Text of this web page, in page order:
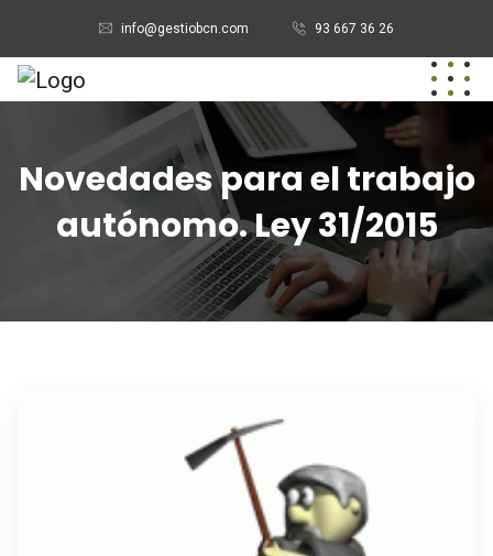
info@gestiobcn.com 93 667 36 26
Novedades para el trabajo
autónomo. Ley 31/2015